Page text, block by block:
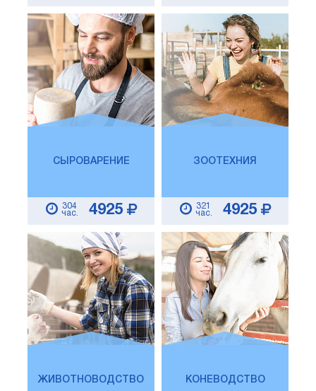
СЫРОВАРЕНИЕ
304
час.
4925
ЗООТЕХНИЯ
321
час.
4925
ЖИВОТНОВОДСТВО КОНЕВОДСТВО